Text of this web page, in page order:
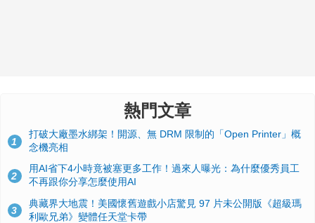
熱門文章
1
打破大廠墨水綁架！開源、無 DRM 限制的「Open Printer」概
念機亮相
2
用AI省下4小時竟被塞更多工作！過來人曝光：為什麼優秀員工
不再跟你分享怎麼使用AI
3
典藏界大地震！美國懷舊遊戲小店驚見 97 片未公開版《超級瑪
利歐兄弟》變體任天堂卡帶